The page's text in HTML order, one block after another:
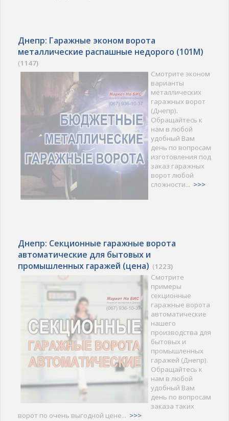
Днепр: Гаражные эконом ворота
металлические распашные недорого (101M)
(1147)
Смотрите эконом
варианты
металлических
гаражных ворот
(Днепр).
Обращайтесь к
нам в любой
удобный Вам
день по вопросам
изготовления под
заказ гаражных
ворот любой
сложности... >>>
Днепр: Секционные гаражные ворота
автоматические для бытовых и
промышленных гаражей (цена) (1223)
Смотрите
примеры
секционные
гаражные ворота
автоматические
нашего
производства для
бытовых и
промышленных
гаражей (Днепр).
Обращайтесь к
нам в любой
удобный Вам
день по вопросам
заказа таких
ворот по очень выгодной цене... >>>